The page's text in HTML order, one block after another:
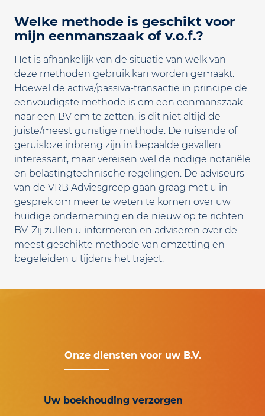
Welke methode is geschikt voor
mijn eenmanszaak of v.o.f.?
Het is afhankelijk van de situatie van welk van
deze methoden gebruik kan worden gemaakt.
Hoewel de activa/passiva-transactie in principe de
eenvoudigste methode is om een eenmanszaak
naar een BV om te zetten, is dit niet altijd de
juiste/meest gunstige methode. De ruisende of
geruisloze inbreng zijn in bepaalde gevallen
interessant, maar vereisen wel de nodige notariële
en belastingtechnische regelingen. De adviseurs
van de VRB Adviesgroep gaan graag met u in
gesprek om meer te weten te komen over uw
huidige onderneming en de nieuw op te richten
BV. Zij zullen u informeren en adviseren over de
meest geschikte methode van omzetting en
begeleiden u tijdens het traject.
Onze diensten voor uw B.V.
Uw boekhouding verzorgen